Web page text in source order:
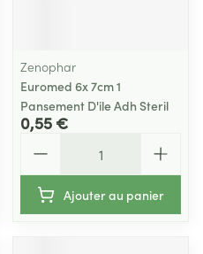
Zenophar
Euromed 6x 7cm 1
Pansement D'ile Adh Steril
0,55 €
Ajouter au panier